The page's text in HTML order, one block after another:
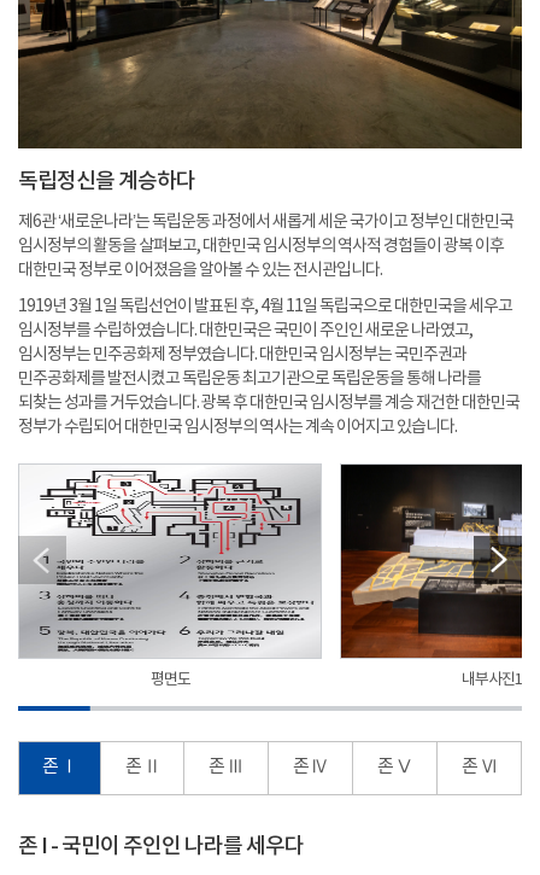
독립정신을 계승하다
제6관 ‘새로운나라’는 독립운동 과정에서 새롭게 세운 국가이고 정부인 대한민국
임시정부의 활동을 살펴보고, 대한민국 임시정부의 역사적 경험들이 광복 이후
대한민국 정부로 이어졌음을 알아볼 수 있는 전시관입니다.
1919년 3월 1일 독립선언이 발표된 후, 4월 11일 독립국으로 대한민국을 세우고
임시정부를 수립하였습니다. 대한민국은 국민이 주인인 새로운 나라였고,
임시정부는 민주공화제 정부였습니다. 대한민국 임시정부는 국민주권과
민주공화제를 발전시켰고 독립운동 최고기관으로 독립운동을 통해 나라를
되찾는 성과를 거두었습니다. 광복 후 대한민국 임시정부를 계승 재건한 대한민국
정부가 수립되어 대한민국 임시정부의 역사는 계속 이어지고 있습니다.
평면도 내부사진1
존 Ⅰ 존 Ⅱ 존 Ⅲ 존 Ⅳ 존 Ⅴ 존 Ⅵ
존 I - 국민이 주인인 나라를 세우다